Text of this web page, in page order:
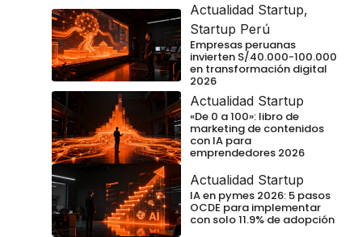
Actualidad Startup,
Startup Perú
Empresas peruanas
invierten S/40.000-100.000
en transformación digital
2026
Actualidad Startup
«De 0 a 100»: libro de
marketing de contenidos
con IA para
emprendedores 2026
Actualidad Startup
IA en pymes 2026: 5 pasos
OCDE para implementar
con solo 11.9% de adopción